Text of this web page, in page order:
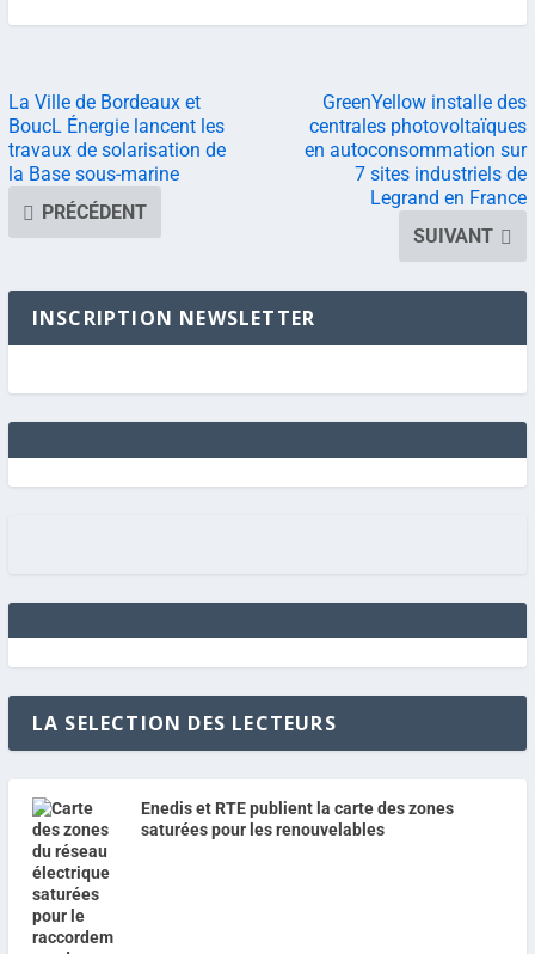
La Ville de Bordeaux et
BoucL Énergie lancent les
travaux de solarisation de
la Base sous-marine
PRÉCÉDENT
GreenYellow installe des
centrales photovoltaïques
en autoconsommation sur
7 sites industriels de
Legrand en France
SUIVANT
INSCRIPTION NEWSLETTER
LA SELECTION DES LECTEURS
Enedis et RTE publient la carte des zones
saturées pour les renouvelables